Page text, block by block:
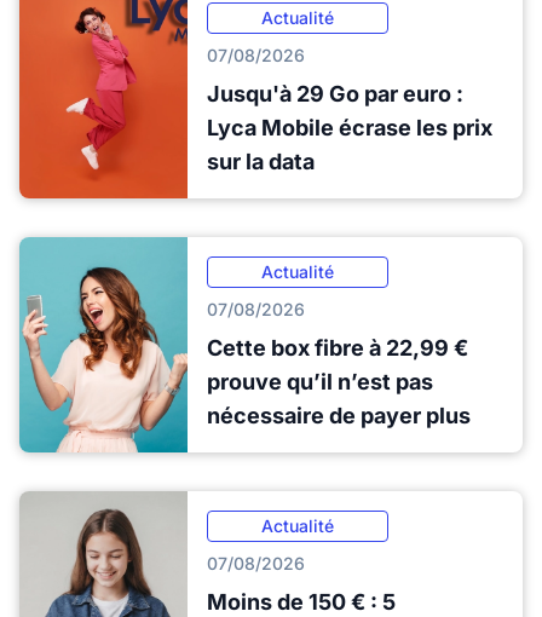
Actualité
07/08/2026
Jusqu'à 29 Go par euro :
Lyca Mobile écrase les prix
sur la data
Actualité
07/08/2026
Cette box fibre à 22,99 €
prouve qu’il n’est pas
nécessaire de payer plus
Actualité
07/08/2026
Moins de 150 € : 5